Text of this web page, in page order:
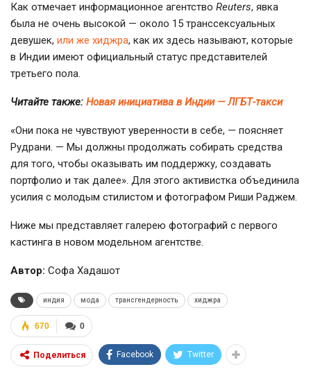
Как отмечает информационное агентство Reuters, явка
была не очень высокой — около 15 транссексуальных
девушек, или же хиджра, как их здесь называют, которые
в Индии имеют официальный статус представителей
третьего пола.
Читайте также: Новая инициатива в Индии — ЛГБТ-такси
«Они пока не чувствуют уверенности в себе, — поясняет
Рудрани. — Мы должны продолжать собирать средства
для того, чтобы оказывать им поддержку, создавать
портфолио и так далее». Для этого активистка объединила
усилия с молодым стилистом и фотографом Риши Раджем.
Ниже мы представляет галерею фотографий с первого
кастинга в новом модельном агентстве.
Автор: Софа Хадашот
индия мода трансгендерность хиджра
0
670
Поделиться Facebook Twitter